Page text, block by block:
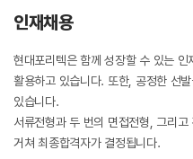
인재채용
현대포리텍은 함께 성장할 수 있는
활용하고 있습니다. 또한, 공정한 선
있습니다.
서류전형과 두 번의 면접전형, 그리
거쳐 최종합격자가 결정됩니다.